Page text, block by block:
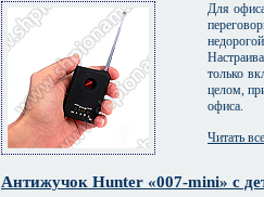
Для
только
целом,
офиса.
Читать
Антижучок Hunter «007-mini» с